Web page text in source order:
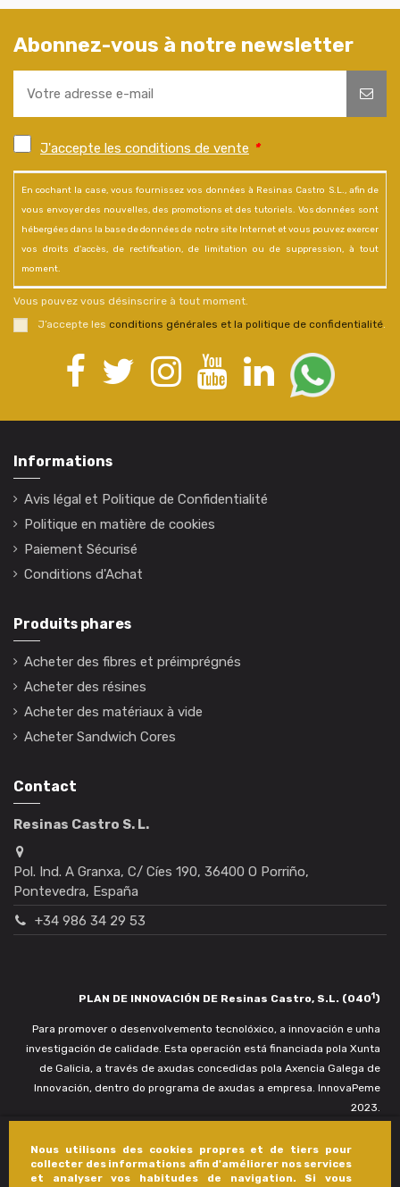
Nous utilisons des cookies propres et de tiers pour
collecter des informations afin d'améliorer nos services
et analyser vos habitudes de navigation. Si vous
Abonnez-vous à notre newsletter
J'accepte les conditions de vente *
En cochant la case, vous fournissez vos données à Resinas Castro S.L., afin de
vous envoyer des nouvelles, des promotions et des tutoriels. Vos données sont
hébergées dans la base de données de notre site Internet et vous pouvez exercer
vos droits d'accès, de rectification, de limitation ou de suppression, à tout
moment.
Vous pouvez vous désinscrire à tout moment.
J’accepte les conditions générales et la politique de confidentialité.
Informations
Avis légal et Politique de Confidentialité
Politique en matière de cookies
Paiement Sécurisé
Conditions d'Achat
Produits phares
Acheter des fibres et préimprégnés
Acheter des résines
Acheter des matériaux à vide
Acheter Sandwich Cores
Contact
Resinas Castro S. L.
Pol. Ind. A Granxa, C/ Cíes 190, 36400 O Porriño,
Pontevedra, España
+34 986 34 29 53
PLAN DE INNOVACIÓN DE Resinas Castro, S.L. (0401)
Para promover o desenvolvemento tecnolóxico, a innovación e unha
investigación de calidade. Esta operación está financiada pola Xunta
de Galicia, a través de axudas concedidas pola Axencia Galega de
Innovación, dentro do programa de axudas a empresa. InnovaPeme
2023.